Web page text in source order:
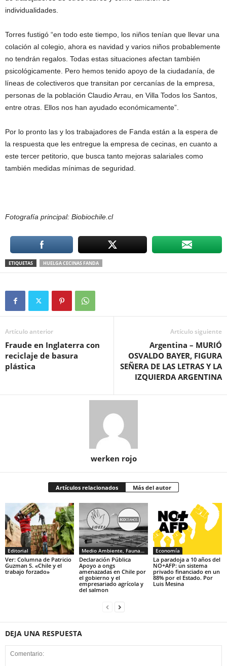
individualidades.
Torres fustigó “en todo este tiempo, los niños tenían que llevar una
colación al colegio, ahora es navidad y varios niños probablemente
no tendrán regalos. Todas estas situaciones afectan también
psicológicamente. Pero hemos tenido apoyo de la ciudadanía, de
líneas de colectiveros que transitan por cercanías de la empresa,
personas de la población Claudio Arrau, en Villa Todos los Santos,
entre otras. Ellos nos han ayudado económicamente”.
Por lo pronto las y los trabajadores de Fanda están a la espera de
la respuesta que les entregue la empresa de cecinas, en cuanto a
este tercer petitorio, que busca tanto mejoras salariales como
también medidas mínimas de seguridad.
Fotografía principal: Biobiochile.cl
ETIQUETAS HUELGA CECINAS FANDA
Artículo anterior
Fraude en Inglaterra con
reciclaje de basura
plástica
Artículo siguiente
Argentina – MURIÓ
OSVALDO BAYER, FIGURA
SEÑERA DE LAS LETRAS Y LA
IZQUIERDA ARGENTINA
werken rojo
Artículos relacionados Más del autor
Editorial
Ver: Columna de Patricio
Guzman S. «Chile y el
trabajo forzado»
Medio Ambiente, Fauna y Sociedad
Declaración Pública
Apoyo a ongs
amenazadas en Chile por
el gobierno y el
empresariado agrícola y
del salmon
Economía
La paradoja a 10 años del
NO+AFP: un sistema
privado financiado en un
88% por el Estado. Por
Luis Mesina
DEJA UNA RESPUESTA